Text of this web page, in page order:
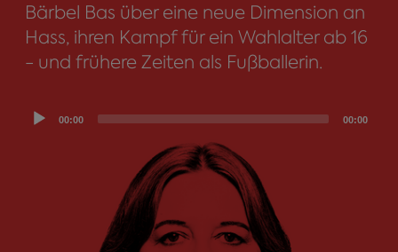
Bärbel Bas über eine neue Dimension an
Hass, ihren Kampf für ein Wahlalter ab 16
- und frühere Zeiten als Fußballerin.
Audio
Player
00:00 00:00